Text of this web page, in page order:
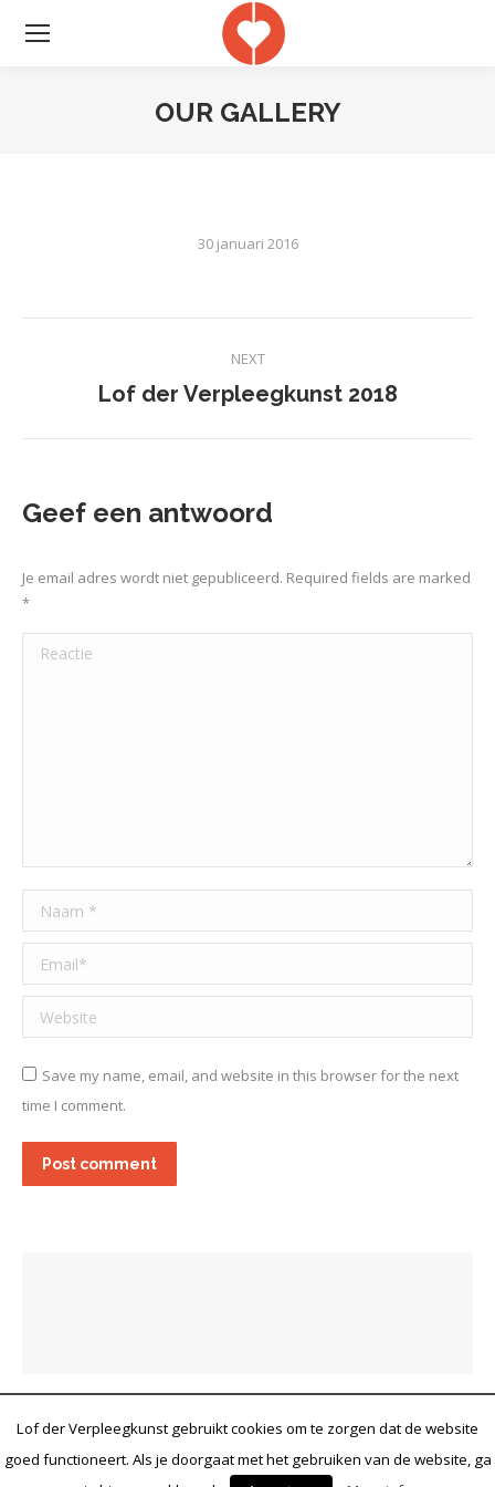
OUR GALLERY
30 januari 2016
navigation
NEXT
Next
Lof der Verpleegkunst 2018
Geef een antwoord
Je email adres wordt niet gepubliceerd. Required fields are marked
*
Reactie
Naam *
Email *
Website
Save my name, email, and website in this browser for the next
time I comment.
Post comment
© 2022 Lof der Verpleegkunst. Fotografie: Carel van Hees / Guus
Lof der Verpleegkunst gebruikt cookies om te zorgen dat de website
goed functioneert. Als je doorgaat met het gebruiken van de website, ga